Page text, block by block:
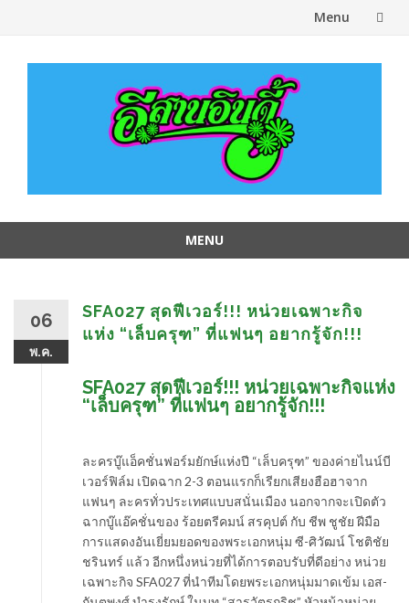
Menu
MENU
06
พ.ค.
SFA027 สุดฟีเวอร์!!! หน่วยเฉพาะกิจ
แห่ง “เล็บครุฑ” ที่แฟนๆ อยากรู้จัก!!!
SFA027 สุดฟีเวอร์!!! หน่วยเฉพาะกิจแห่ง
“เล็บครุฑ” ที่แฟนๆ อยากรู้จัก!!!
ละครบู๊แอ็คชั่นฟอร์มยักษ์แห่งปี “เล็บครุฑ” ของค่ายไนน์บี
เวอร์ฟิล์ม เปิดฉาก 2-3 ตอนแรกก็เรียกเสียงฮือฮาจาก
แฟนๆ ละครทั่วประเทศแบบสนั่นเมือง นอกจากจะเปิดตัว
ฉากบู๊แอ๊คชั่นของ ร้อยตรีคมน์ สรคุปต์ กับ ชีพ ชูชัย ฝีมือ
การแสดงอันเยี่ยมยอดของพระเอกหนุ่ม ซี-ศิวัฒน์ โชติชัย
ชรินทร์ แล้ว อีกหนึ่งหน่วยที่ได้การตอบรับที่ดีอย่าง หน่วย
เฉพาะกิจ SFA027 ที่นำทีมโดยพระเอกหนุ่มมาดเข้ม เอส-